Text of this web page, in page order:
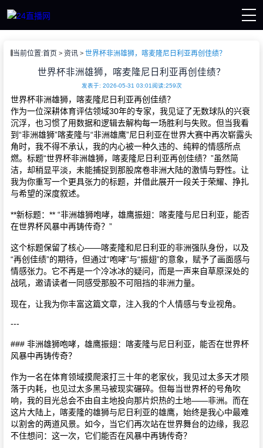
播
当前位置:首页 资讯 世界杯非洲雄狮，喀麦隆尼日利亚再创佳绩？
世界杯非洲雄狮，喀麦隆尼日利亚再创佳绩？
发表于: 2026-05-31 03:01阅读:259次
世界杯非洲雄狮，喀麦隆尼日利亚再创佳绩？
作为一位深耕体育评估领域30年的专家，我见证了无数球队的兴衰
沉浮，也习惯了用数据和逻辑去解构每一场胜利与失败。但当我看
到“非洲雄狮”喀麦隆与“非洲雄鹰”尼日利亚在世界大赛中再次崭露头
角时，我不得不承认，我的内心被一种久违的、纯粹的情感所点
燃。标题“世界杯非洲雄狮，喀麦隆尼日利亚再创佳绩？”虽然简
洁，却稍显平淡，未能捕捉到那股席卷非洲大陆的激情与野性。让
我为你重写一个更具张力的标题，并借此展开一段关于荣耀、挣扎
与希望的深度叙述。
**新标题：** “非洲雄狮咆哮，雄鹰振翅：喀麦隆与尼日利亚，能否
在世界杯风暴中再铸传奇？”
这个标题保留了核心——喀麦隆和尼日利亚的非洲强队身份，以及
“再创佳绩”的期待，但通过“咆哮”与“振翅”的意象，赋予了画面感与
情感张力。它不再是一个冷冰冰的疑问，而是一声来自草原深处的
战吼，邀请读者一同感受那股不可阻挡的非洲力量。
现在，让我为你丰富这篇文章，注入我的个人情感与专业视角。
---
### 非洲雄狮咆哮，雄鹰振翅：喀麦隆与尼日利亚，能否在世界杯
风暴中再铸传奇？
作为一名在体育领域摸爬滚打三十年的老家伙，我见过太多天才陨
落于内耗，也见过太多黑马被现实碾碎。但每当世界杯的号角吹
响，我的目光总会不由自主地投向那片炽热的土地——非洲。而在
这片大陆上，喀麦隆的雄狮与尼日利亚的雄鹰，始终是我心中最难
以割舍的两道风景。如今，当它们再次站在世界舞台的边缘，我忍
不住想问：这一次，它们能否在风暴中再铸传奇？